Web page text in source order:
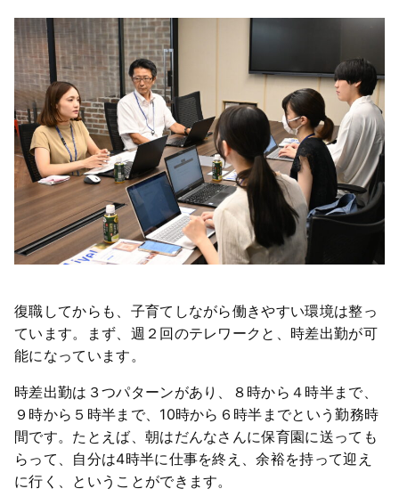
復職してからも、子育てしながら働きやすい環境は整っ
ています。まず、週２回のテレワークと、時差出勤が可
能になっています。
時差出勤は３つパターンがあり、８時から４時半まで、
９時から５時半まで、10時から６時半までという勤務時
間です。たとえば、朝はだんなさんに保育園に送っても
らって、自分は4時半に仕事を終え、余裕を持って迎え
に行く、ということができます。